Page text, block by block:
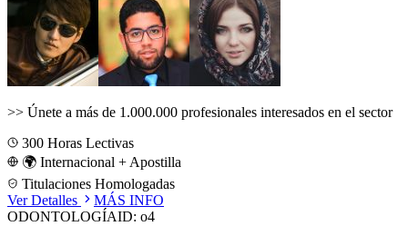
>> Únete a más de 1.000.000 profesionales interesados en el sector
300 Horas Lectivas
🌍 Internacional + Apostilla
Titulaciones Homologadas
Ver Detalles
MÁS INFO
ODONTOLOGÍAID: o4